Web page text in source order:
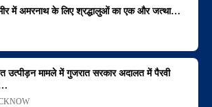
में अमरनाथ के लिए श्रद्धालुओं का एक और जत्था…
उत्पीड़न मामले में गुजरात सरकार अदालत में पैरवी